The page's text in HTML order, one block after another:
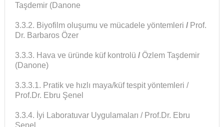
Taşdemir (Danone
3.3.2. Biyofilm oluşumu ve mücadele yöntemleri /Prof.
Dr. Barbaros Özer
3.3.3. Hava ve üründe küf kontrolü / Özlem Taşdemir
(Danone)
3.3.3.1. Pratik ve hızlı maya/küf tespit yöntemleri /
Prof.Dr. Ebru Şenel
3.3.4. İyi Laboratuvar Uygulamaları / Prof.Dr. Ebru
Şenel